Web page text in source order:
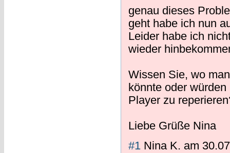
genau dieses
geht habe ich nun
Leider habe ich
wieder
Wissen Sie, wo
könnte oder
Player zu
Liebe Grüße Nina
#1 Nina K. am